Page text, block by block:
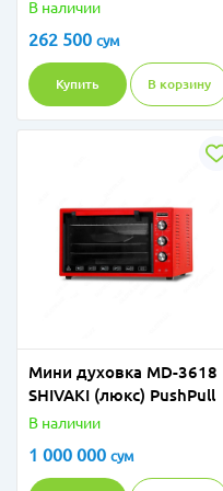
В наличии
262 500 сум
Купить В корзину
Мини духовка MD-3618
SHIVAKI (люкс) PushPull
В наличии
1 000 000 сум